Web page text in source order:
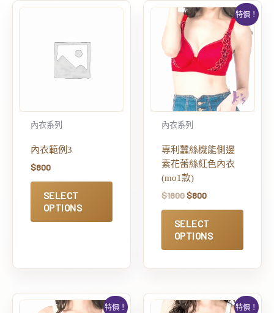
內衣系列
內衣範例3
$800
SELECT
OPTIONS
特價！
內衣系列
專利蠶絲機能側邊
素花蕾絲紅色內衣
(mo1款)
$1800 $800
SELECT
OPTIONS
特價！ 特價！